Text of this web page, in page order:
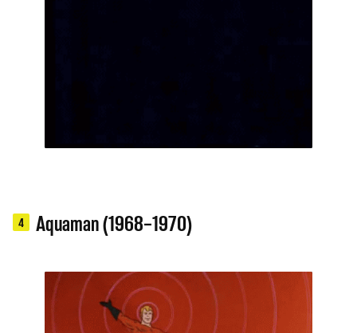
4 Aquaman (1968–1970)